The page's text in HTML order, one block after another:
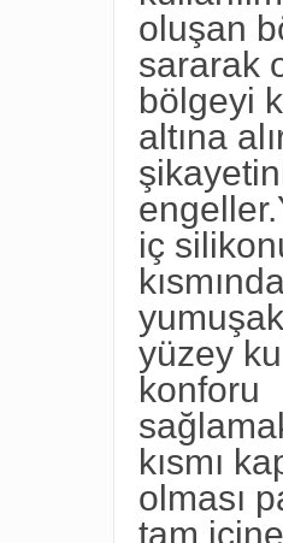
oluşan
sararak
bölgeyi
altına
iç
yüzey
konforu
kısmı
olması
tam